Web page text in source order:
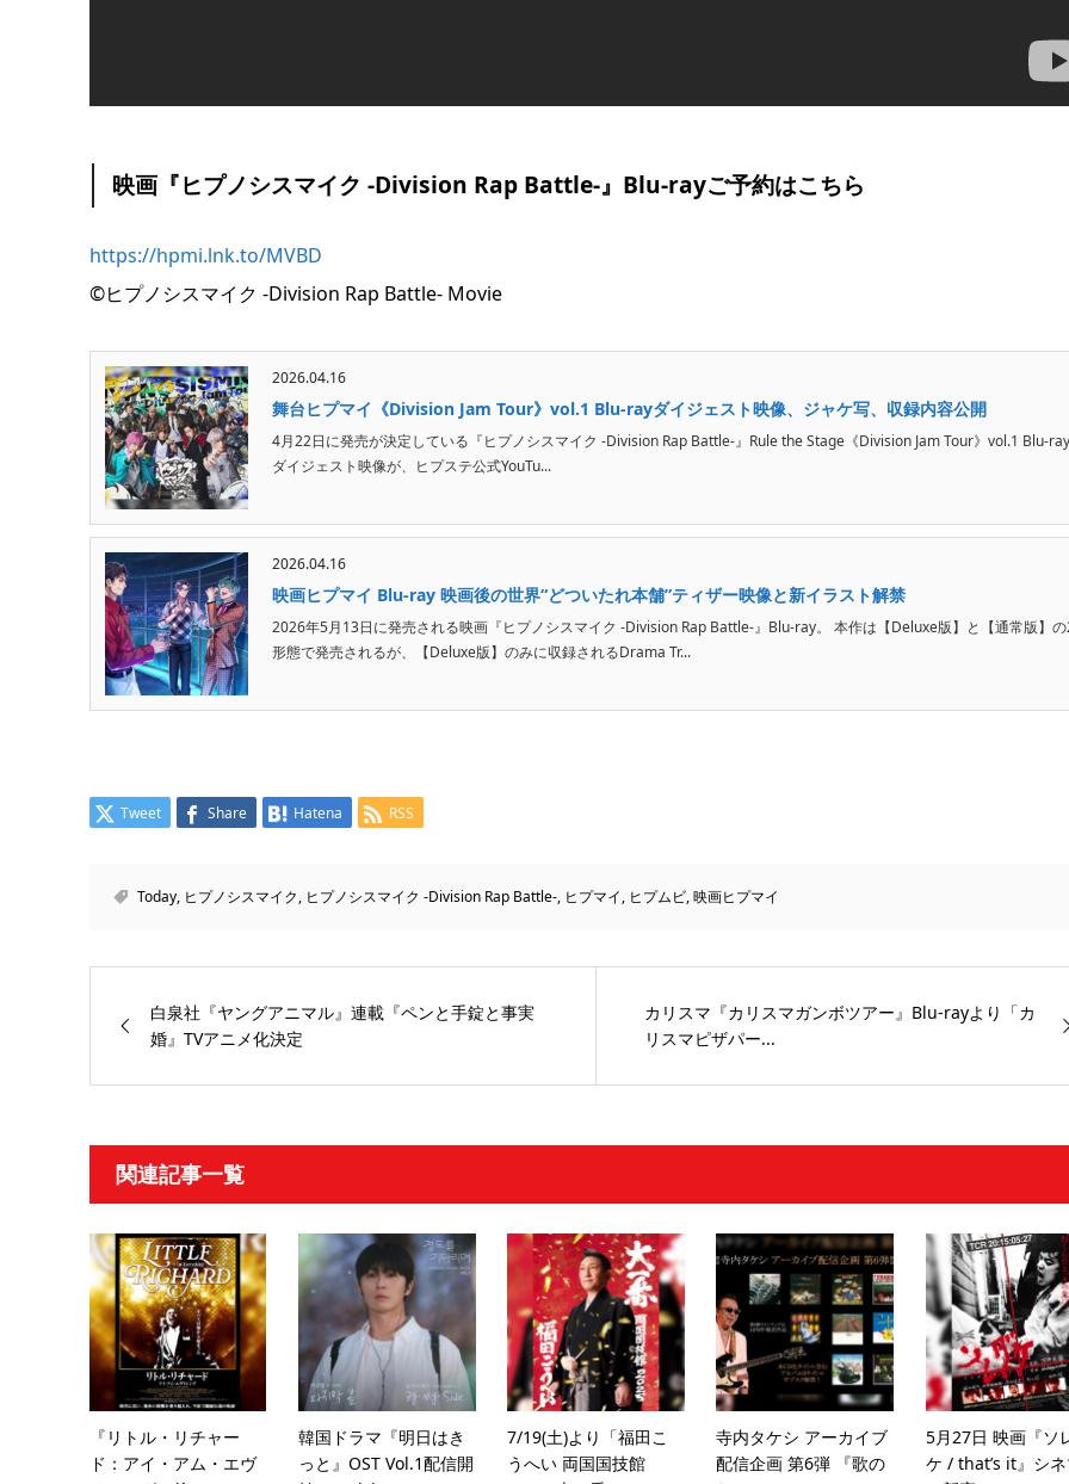
映画『ヒプノシスマイク -Division Rap Battle-』Blu-rayご予約はこちら
https://hpmi.lnk.to/MVBD
©ヒプノシスマイク -Division Rap Battle- Movie
2026.04.16
舞台ヒプマイ《Division Jam Tour》vol.1 Blu-rayダイジェスト映像、ジャケ写、収録内容公開
4月22日に発売が決定している『ヒプノシスマイク -Division Rap Battle-』Rule the Stage《Division Jam Tour》vol.1 Blu-
ダイジェスト映像が、ヒプステ公式YouTu...
2026.04.16
映画ヒプマイ Blu-ray 映画後の世界“どついたれ本舗”ティザー映像と新イラスト解禁
2026年5月13日に発売される映画『ヒプノシスマイク -Division Rap Battle-』Blu-ray。 本作は【Deluxe版】と【通常版】
形態で発売されるが、【Deluxe版】のみに収録されるDrama Tr...
Tweet Share Hatena RSS
Today, ヒプノシスマイク, ヒプノシスマイク -Division Rap Battle-, ヒプマイ, ヒプムビ,映画ヒプマイ
白泉社『ヤングアニマル』連載『ペンと手錠と事実
婚』TVアニメ化決定
カリスマ『カリスマガンボツアー』Blu-rayより「カ
リスマピザパー...
関連記事一覧
『リトル・リチャー
ド：アイ・アム・エヴ
韓国ドラマ『明日はき
っと』OST Vol.1配信開
7/19(土)より「福田こ
うへい 両国国技館
寺内タケシ アーカイブ
配信企画 第6弾 『歌の
5月27日 映画『ソ
ケ / that’s it』シ